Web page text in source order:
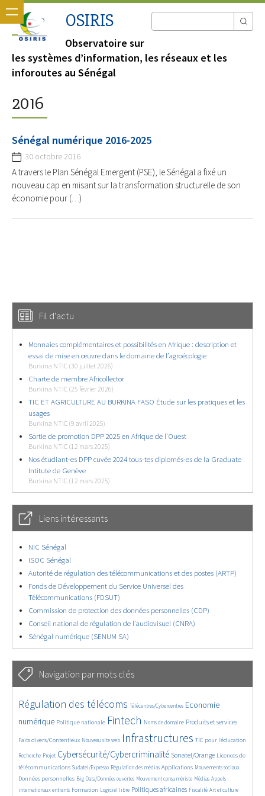
OSIRIS
Observatoire sur
les systèmes d’information, les réseaux et les
inforoutes au Sénégal
2016
Sénégal numérique 2016-2025
30 octobre 2016
A travers le Plan Sénégal Emergent (PSE), le Sénégal a fixé un
nouveau cap en misant sur la transformation structurelle de son
économie pour (…)
Fil d'actu
Monnaies complémentaires et possibilités en Afrique : description et
essai de mise en œuvre dans le domaine de l’agroécologie
Burkina NTIC (30 juillet 2026)
Charte de membre Africollector
Burkina NTIC (25 février 2026)
TIC ET AGRICULTURE AU BURKINA FASO Étude sur les pratiques et les
usages
Burkina NTIC (9 avril 2025)
Sortie de promotion DPP 2025 en Afrique de l’Ouest
Burkina NTIC (12 mars 2025)
Nos étudiant-es DPP cuvée 2024 tous-tes diplomés-es de la Graduate
Intitute de Genève
Burkina NTIC (12 mars 2025)
Liens intéressants
NIC Sénégal
ISOC Sénégal
Autorité de régulation des télécommunications et des postes (ARTP)
Fonds de Développement du Service Universel des
Télécommunications (FDSUT)
Commission de protection des données personnelles (CDP)
Conseil national de régulation de l’audiovisuel (CNRA)
Sénégal numérique (SENUM SA)
Navigation par mots clés
4640/5826
Régulation des télécoms
383/5826 Télécentres/Cybercentres
3670/5826
Economie
numérique
1891/5826 Politique nationale
5273/5826 Fintech
668/5826 Noms de domaine
2350/5826 Produits et services
1558/5826
Faits divers/Contentieux Nouveau site web Infrastructures TIC pour l’éducation
Recherche
246/5826Projet
3763/5826 Cybersécurité/Cybercriminalité
2296/5826 Sonatel/Orange
1638/5826
Licences de
télécommunications
300/5826 Sudatel/Expresso
1040/5826 Régulation des médias
1530/5826 Applications
1248/5826 Mouvements sociaux
1706/5826
Données personnelles
145/5826 Big Data/Données ouvertes
621/5826 Mouvement consumériste
364/5826 Médias
650/5826
Appels
internationaux entrants
1747/5826 Formation
105/5826 Logiciel libre
2504/5826 Politiques africaines
1098/5826 Fiscalité
175/5826 Art et culture
588/5826